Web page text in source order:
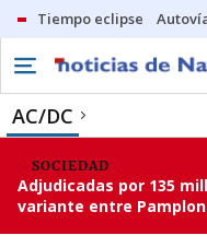
Tiempo eclipse
AC/DC
SOCIEDAD
Adjudicadas por 135
variante entre